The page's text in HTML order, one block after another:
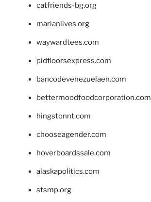
catfriends-bg.org
marianlives.org
waywardtees.com
pidfloorsexpress.com
bancodevenezuelaen.com
bettermoodfoodcorporation.com
hingstonnt.com
chooseagender.com
hoverboardssale.com
alaskapolitics.com
stsmp.org